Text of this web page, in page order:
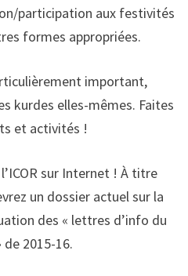
participation aux festivités
formes appropriées.
important,
kurdes elles-mêmes. Faites
et activités !
sur Internet ! À titre
un dossier actuel sur la
des « lettres d’info du
de 2015-16.